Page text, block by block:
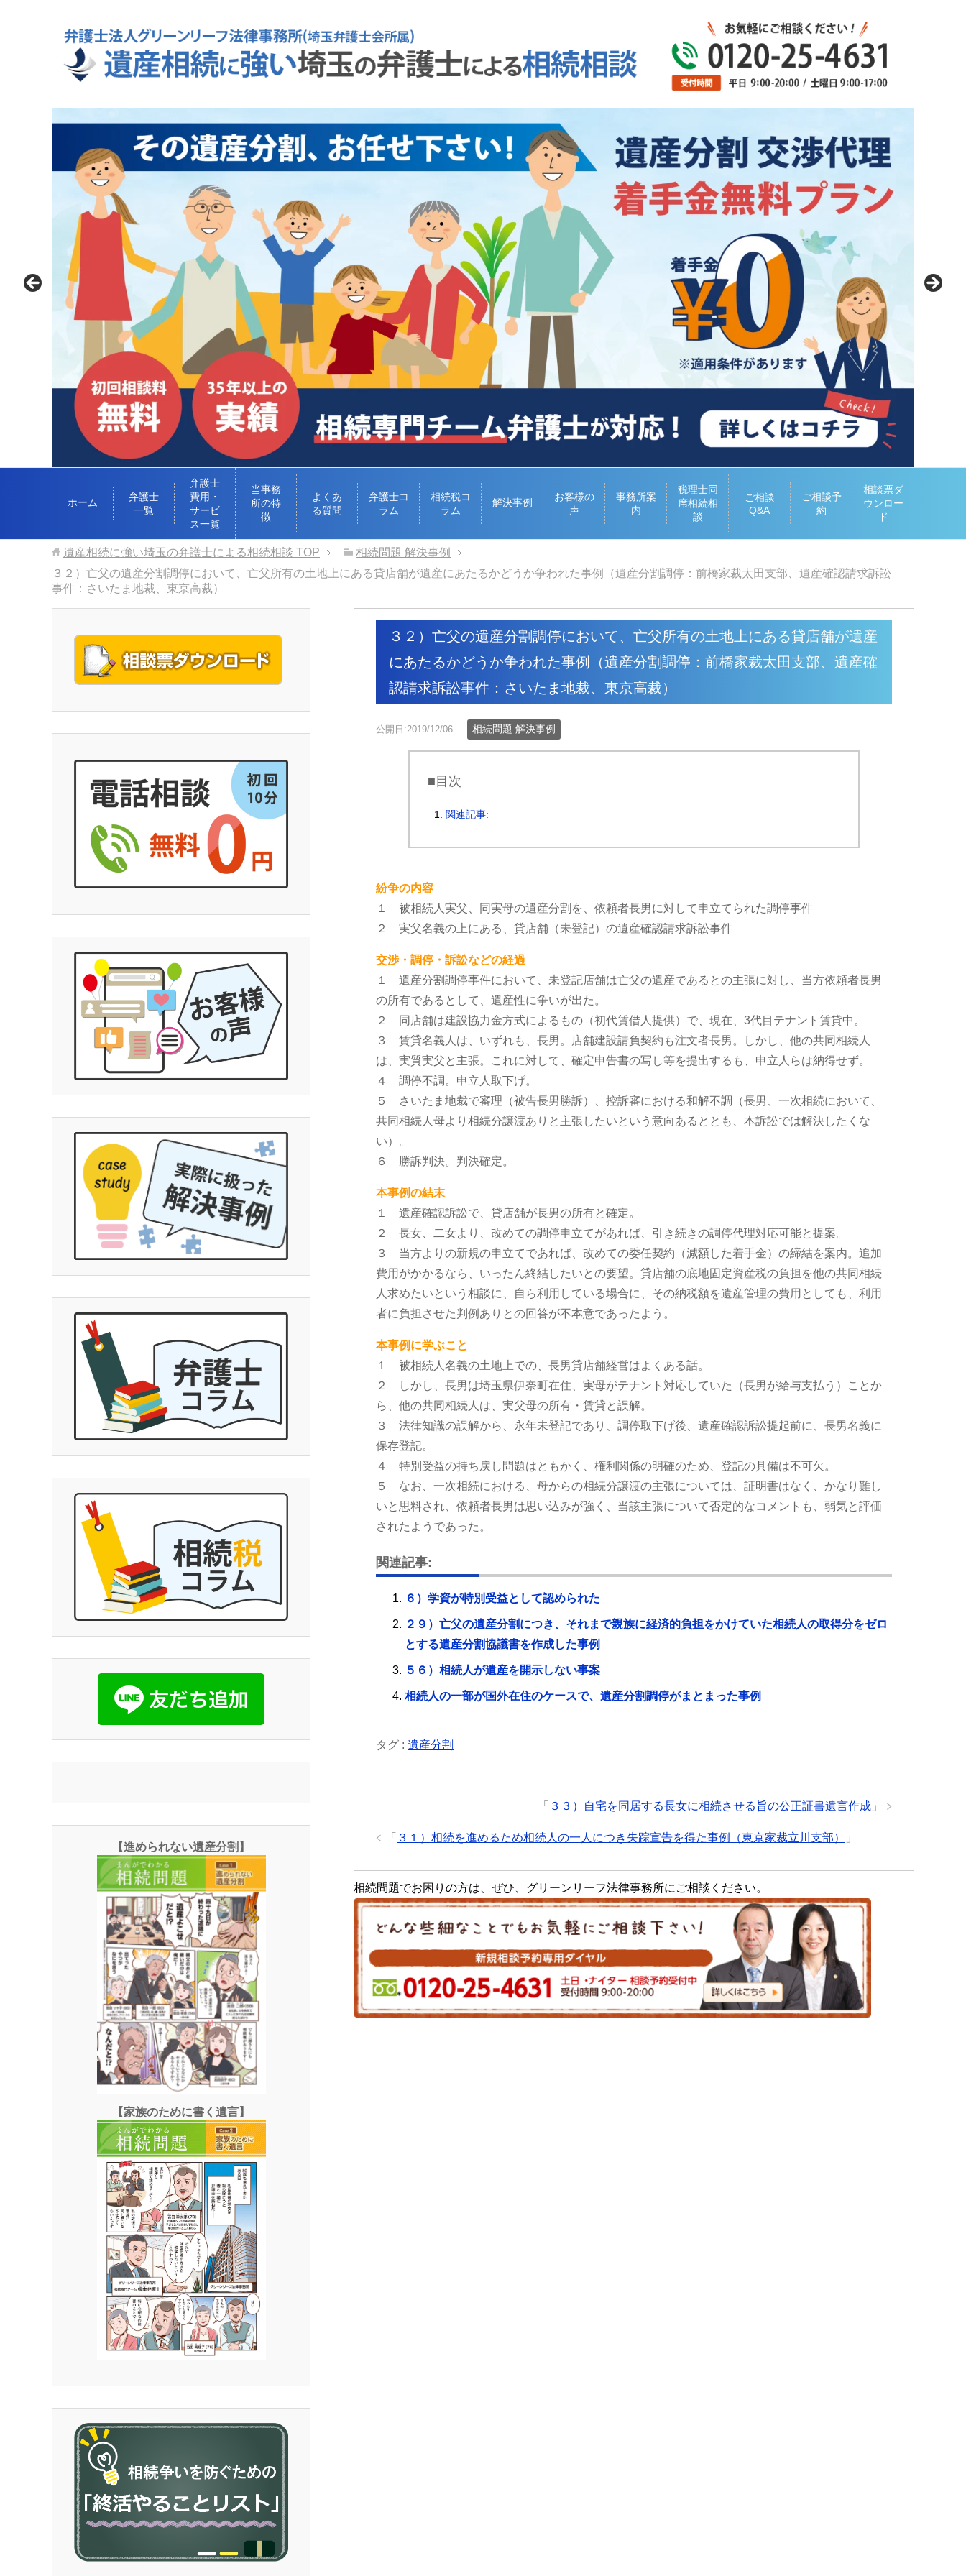
ホーム
弁護士
一覧
弁護士
費用・
サービ
ス一覧
当事務
所の特
徴
よくあ
る質問
弁護士コ
ラム
相続税コ
ラム
解決事例
お客様の
声
事務所案
内
税理士同
席相続相
談
ご相談
Q&A
ご相談予
約
相談票ダ
ウンロー
ド
遺産相続に強い埼玉の弁護士による相続相談 TOP
相続問題 解決事例
３２）亡父の遺産分割調停において、亡父所有の土地上にある貸店舗が遺産にあたるかどうか争われた事例（遺産分割調停：前橋家裁太田支部、遺産確認請求訴訟
事件：さいたま地裁、東京高裁）
３２）亡父の遺産分割調停において、亡父所有の土地上にある貸店舗が遺産
にあたるかどうか争われた事例（遺産分割調停：前橋家裁太田支部、遺産確
認請求訴訟事件：さいたま地裁、東京高裁）
公開日:2019/12/06 相続問題 解決事例
■目次
関連記事:
紛争の内容
１ 被相続人実父、同実母の遺産分割を、依頼者長男に対して申立てられた調停事件
２ 実父名義の上にある、貸店舗（未登記）の遺産確認請求訴訟事件
交渉・調停・訴訟などの経過
１ 遺産分割調停事件において、未登記店舗は亡父の遺産であるとの主張に対し、当方依頼者長男
の所有であるとして、遺産性に争いが出た。
２ 同店舗は建設協力金方式によるもの（初代賃借人提供）で、現在、3代目テナント賃貸中。
３ 賃貸名義人は、いずれも、長男。店舗建設請負契約も注文者長男。しかし、他の共同相続人
は、実質実父と主張。これに対して、確定申告書の写し等を提出するも、申立人らは納得せず。
４ 調停不調。申立人取下げ。
５ さいたま地裁で審理（被告長男勝訴）、控訴審における和解不調（長男、一次相続において、
共同相続人母より相続分譲渡ありと主張したいという意向あるととも、本訴訟では解決したくな
い）。
６ 勝訴判決。判決確定。
本事例の結末
１ 遺産確認訴訟で、貸店舗が長男の所有と確定。
２ 長女、二女より、改めての調停申立てがあれば、引き続きの調停代理対応可能と提案。
３ 当方よりの新規の申立てであれば、改めての委任契約（減額した着手金）の締結を案内。追加
費用がかかるなら、いったん終結したいとの要望。貸店舗の底地固定資産税の負担を他の共同相続
人求めたいという相談に、自ら利用している場合に、その納税額を遺産管理の費用としても、利用
者に負担させた判例ありとの回答が不本意であったよう。
本事例に学ぶこと
１ 被相続人名義の土地上での、長男貸店舗経営はよくある話。
２ しかし、長男は埼玉県伊奈町在住、実母がテナント対応していた（長男が給与支払う）ことか
ら、他の共同相続人は、実父母の所有・賃貸と誤解。
３ 法律知識の誤解から、永年未登記であり、調停取下げ後、遺産確認訴訟提起前に、長男名義に
保存登記。
４ 特別受益の持ち戻し問題はともかく、権利関係の明確のため、登記の具備は不可欠。
５ なお、一次相続における、母からの相続分譲渡の主張については、証明書はなく、かなり難し
いと思料され、依頼者長男は思い込みが強く、当該主張について否定的なコメントも、弱気と評価
されたようであった。
関連記事:
６）学資が特別受益として認められた
２９）亡父の遺産分割につき、それまで親族に経済的負担をかけていた相続人の取得分をゼロ
とする遺産分割協議書を作成した事例
５６）相続人が遺産を開示しない事案
相続人の一部が国外在住のケースで、遺産分割調停がまとまった事例
タグ : 遺産分割
「 ３３）自宅を同居する長女に相続させる旨の公正証書遺言作成 」
「 ３１）相続を進めるため相続人の一人につき失踪宣告を得た事例（東京家裁立川支部） 」
相続問題でお困りの方は、ぜひ、グリーンリーフ法律事務所にご相談ください。
【進められない遺産分割】
【家族のために書く遺言】